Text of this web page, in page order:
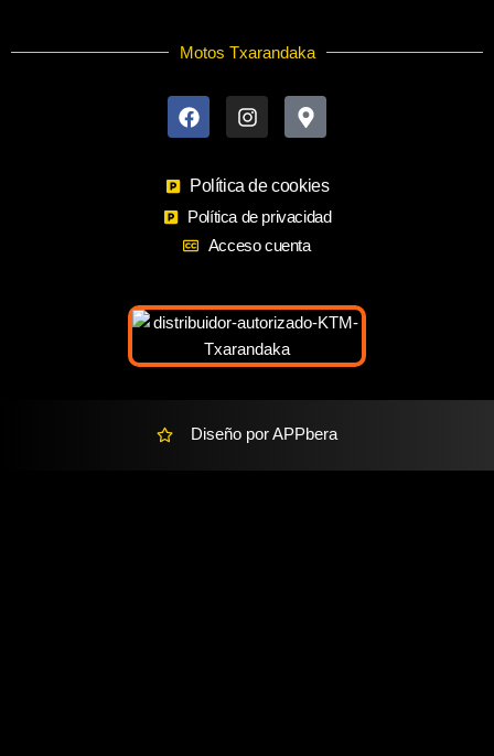
Motos Txarandaka
a
c
o
o
k
n
s
g
r
a
m
a
p
a
r
k
e
a
l
Política de cookies
Política de privacidad
Acceso cuenta
Diseño por APPbera